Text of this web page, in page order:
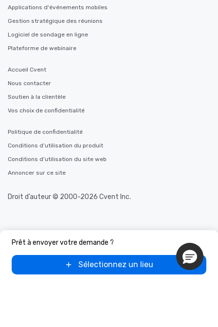
Prêt à envoyer votre demande ?
Sélectionnez un lieu
Applications d'événements mobiles
Gestion stratégique des réunions
Logiciel de sondage en ligne
Plateforme de webinaire
Accueil Cvent
Nous contacter
Soutien à la clientèle
Vos choix de confidentialité
Politique de confidentialité
Conditions d’utilisation du produit
Conditions d’utilisation du site web
Annoncer sur ce site
Droit d’auteur © 2000-2026 Cvent Inc.